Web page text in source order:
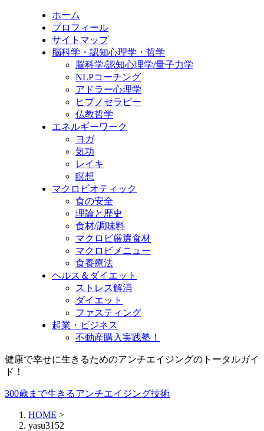
ホーム
プロフィール
サイトマップ
脳科学・認知心理学・哲学
脳科学/認知心理学/量子力学
NLPコーチング
アドラー心理学
ヒプノセラピー
仏教哲学
エネルギーワーク
ヨガ
気功
レイキ
瞑想
マクロビオティック
食の安全
理論と歴史
食材/調味料
マクロビ厳選食材
マクロビメニュー
食養療法
ヘルス＆ダイエット
ストレス解消
ダイエット
ファスティング
起業・ビジネス
不動産購入実践塾！
健康で幸せに生きるためのアンチエイジングのトータルガイ
ド！
300歳まで生きるアンチエイジング技術
HOME >
yasu3152